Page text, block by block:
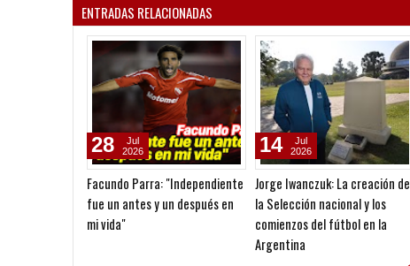
ENTRADAS RELACIONADAS
Facundo Parra: "Independiente
fue un antes y un después en
mi vida"
28
Jul
2026
Jorge Iwanczuk: La creación de
la Selección nacional y los
comienzos del fútbol en la
Argentina
14
Jul
2026